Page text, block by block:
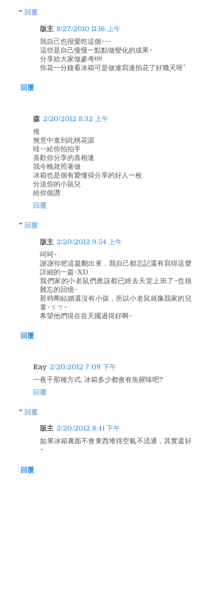
回覆
版主 8/27/2010 11:16 上午
我自己也很愛吃這個~~~
這些是自己慢慢一點點做變化的成果~
分享給大家做參考!!!!
你花一分鐘看冰箱可是做連寫連拍花了好幾天呀^^
回覆
森 2/20/2012 8:32 上午
推
無意中進到此桃花源
哇~~給你拍拍手
喜歡你分享的喜相逢
我今晚就照著做
冰箱也是個有愛懂得分享的好人一枚
分送你的小鼠兒
給你個讚
回覆
回覆
版主 2/20/2012 9:54 上午
呵呵~
謝謝你把這篇翻出來，我自己都忘記還有寫得這麼
詳細的一篇~XD
我們家的小老鼠們應該都已經去天堂上班了~也很
難忘的回憶~
那時剛結婚還沒有小孩，所以小老鼠就像我家的兒
童~ㄎㄎ~
希望他們現在在天國過得好啊~
回覆
Ray 2/20/2012 7:09 下午
一夜干那種方式, 冰箱多少都會有魚腥味吧?
回覆
回覆
版主 2/20/2012 8:41 下午
如果冰箱裏面不會東西堆得空氣不流通，其實還好
~
回覆